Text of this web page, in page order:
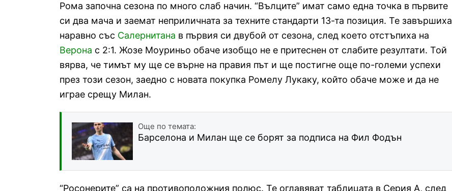
Рома започна сезона по много слаб начин. “Вълците” имат само една точка в първите
си два мача и заемат неприличната за техните стандарти 13-та позиция. Те завършиха
наравно със Салернитана в първия си двубой от сезона, след което отстъпиха на
Верона с 2:1. Жозе Моуриньо обаче изобщо не е притеснен от слабите резултати. Той
вярва, че тимът му ще се върне на правия път и ще постигне още по-големи успехи
през този сезон, заедно с новата покупка Ромелу Лукаку, който обаче може и да не
играе срещу Милан.
Още по темата:
Барселона и Милан ще се борят за подписа на Фил Фодън
“Росонерите” са на противоположния полюс. Те оглавяват таблицата в Серия А, след